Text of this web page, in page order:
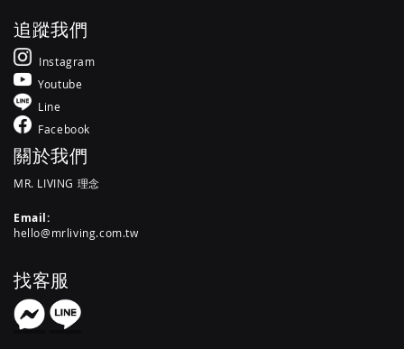
追蹤我們
Instagram
Youtube
Line
Facebook
關於我們
MR. LIVING 理念
Email:
hello@mrliving.com.tw
找客服